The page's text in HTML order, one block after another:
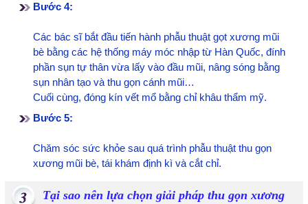
Bước 4:
Các bác sĩ bắt đầu tiến hành phẫu thuật gọt xương mũi
bè bằng các hệ thống máy móc nhập từ Hàn Quốc, đính
phần sụn tự thân vừa lấy vào đầu mũi, nâng sóng bằng
sụn nhân tạo và thu gọn cánh mũi…
Cuối cùng, đóng kín vết mổ bằng chỉ khâu thẩm mỹ.
Bước 5:
Chăm sóc sức khỏe sau quá trình phẫu thuật thu gọn
xương mũi bè, tái khám định kì và cắt chỉ.
Tại sao nên lựa chọn giải pháp thu gọn xương